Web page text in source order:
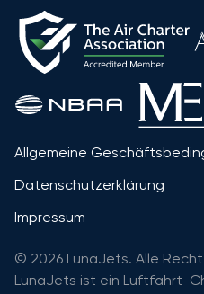
Allgemeine
Datenschutzerklärung
Impressum
© 2026 LunaJets. Alle
LunaJets ist ein Luftfahrt-